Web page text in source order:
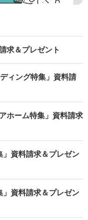
求＆プレゼント
ィング特集」資料請
ホーム特集」資料請求
」資料請求＆プレゼン
資料請求＆プレゼン